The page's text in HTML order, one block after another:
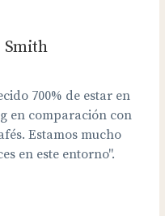
Smith
700% de estar en
en comparación con
Estamos mucho
en este entorno".